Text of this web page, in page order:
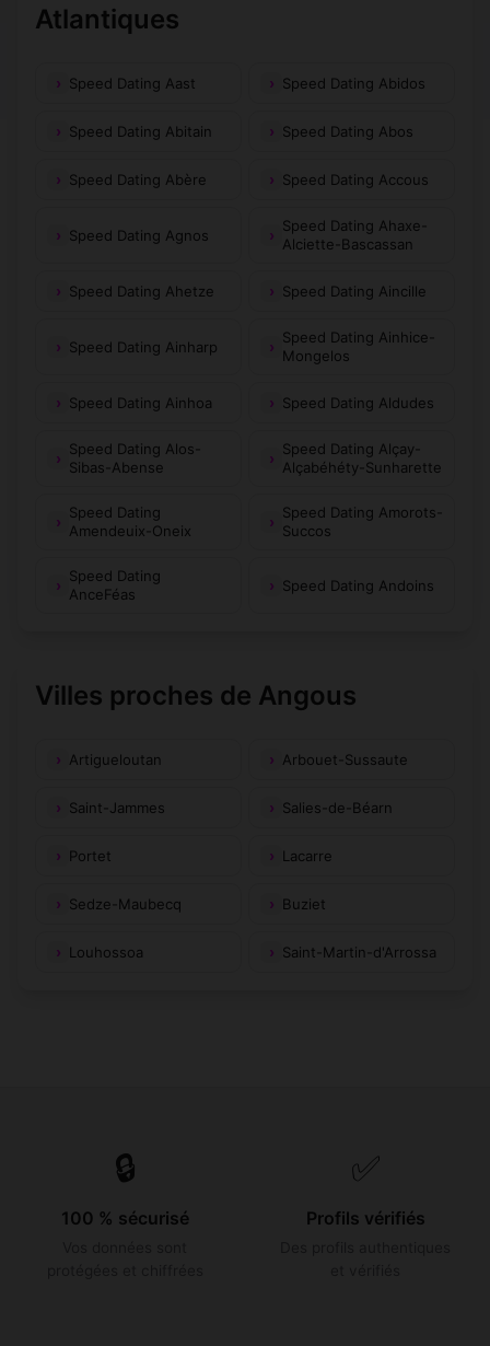
Atlantiques
Speed Dating Aast Speed Dating Abidos
Speed Dating Abitain Speed Dating Abos
Speed Dating Abère Speed Dating Accous
Speed Dating Agnos
Speed Dating Ahaxe-
Alciette-Bascassan
Speed Dating Ahetze Speed Dating Aincille
Speed Dating Ainharp
Speed Dating Ainhice-
Mongelos
Speed Dating Ainhoa Speed Dating Aldudes
Speed Dating Alos-
Sibas-Abense
Speed Dating Alçay-
Alçabéhéty-Sunharette
Speed Dating
Amendeuix-Oneix
Speed Dating Amorots-
Succos
Speed Dating
AnceFéas
Speed Dating Andoins
Villes proches de Angous
Artigueloutan Arbouet-Sussaute
Saint-Jammes Salies-de-Béarn
Portet Lacarre
Sedze-Maubecq Buziet
Louhossoa Saint-Martin-d'Arrossa
🔒
100 % sécurisé
✅
Profils vérifiés